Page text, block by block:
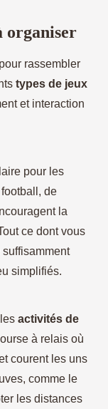
organiser
rassembler
types de jeux
et interaction
pour les
de
la
ce dont vous
simplifiés.
activités de
à relais où
courent les uns
comme le
les distances